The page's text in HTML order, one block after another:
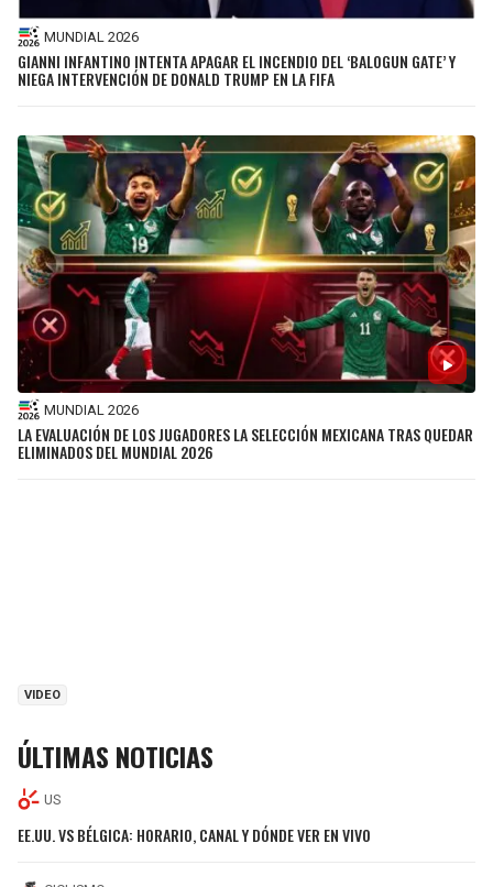
MUNDIAL 2026
GIANNI INFANTINO INTENTA APAGAR EL INCENDIO DEL ‘BALOGUN GATE’ Y
NIEGA INTERVENCIÓN DE DONALD TRUMP EN LA FIFA
MUNDIAL 2026
LA EVALUACIÓN DE LOS JUGADORES LA SELECCIÓN MEXICANA TRAS QUEDAR
ELIMINADOS DEL MUNDIAL 2026
VIDEO
ÚLTIMAS NOTICIAS
US
EE.UU. VS BÉLGICA: HORARIO, CANAL Y DÓNDE VER EN VIVO